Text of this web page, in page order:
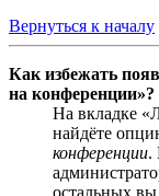
Вернуться к началу
Как избежать
на конференции»?
На вкладке
найдёте
конференции.
остальных вы